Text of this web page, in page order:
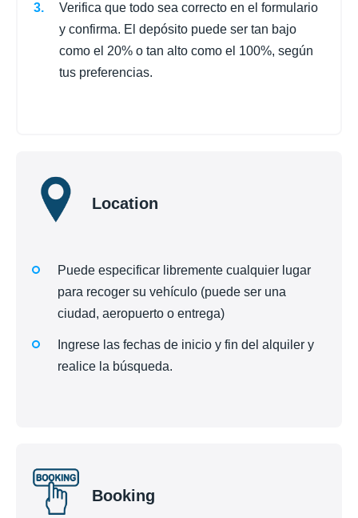
Verifica que todo sea correcto en el formulario
y confirma. El depósito puede ser tan bajo
como el 20% o tan alto como el 100%, según
tus preferencias.
Location
Puede especificar libremente cualquier lugar
para recoger su vehículo (puede ser una
ciudad, aeropuerto o entrega)
Ingrese las fechas de inicio y fin del alquiler y
realice la búsqueda.
Booking